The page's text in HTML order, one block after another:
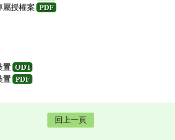
屬授權案 PDF
置 ODT
置 PDF
回上一頁